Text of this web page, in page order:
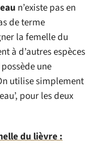
n’existe pas en
de terme
la femelle du
à d’autres espèces
une
utilise simplement
pour les deux
du lièvre :